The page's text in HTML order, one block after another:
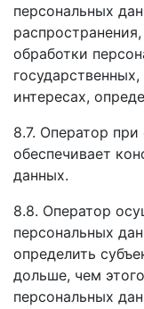
персональных
обработки
интересах,
8.7. Оператор
обеспечивает
данных.
8.8. Оператор
персональных
определить
дольше, чем
персональных